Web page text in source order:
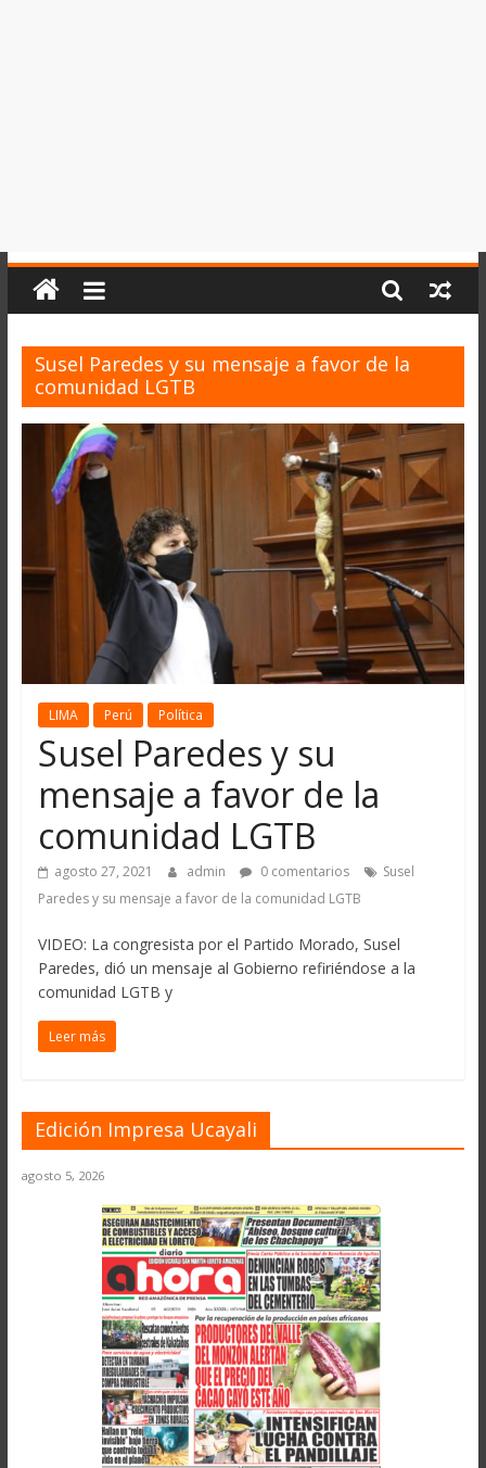
Susel Paredes y su mensaje a favor de la
comunidad LGTB
LIMA Perú Política
Susel Paredes y su
mensaje a favor de la
comunidad LGTB
agosto 27, 2021 admin 0 comentarios
Susel
Paredes y su mensaje a favor de la comunidad LGTB
VIDEO: La congresista por el Partido Morado, Susel
Paredes, dió un mensaje al Gobierno refiriéndose a la
comunidad LGTB y
Leer más
Edición Impresa Ucayali
agosto 5, 2026